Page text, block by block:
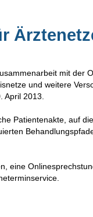
mit der
und weitere
2013.
Patientenakte, auf
eine